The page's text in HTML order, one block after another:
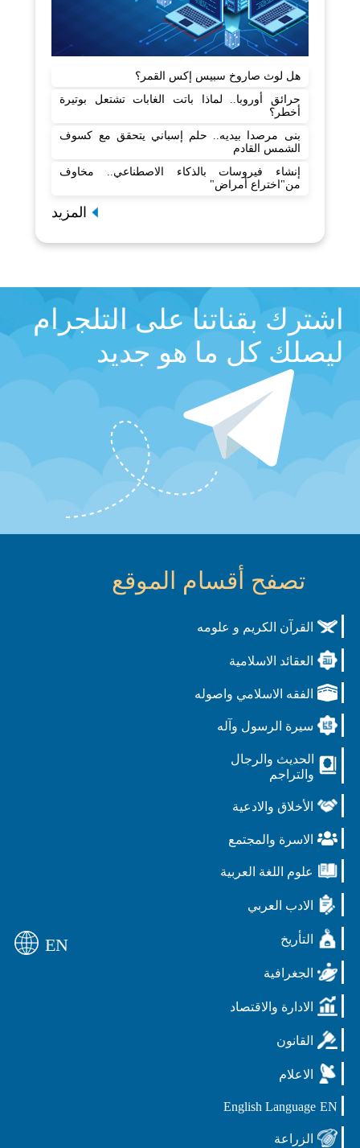
هل لوث صاروخ سبيس إكس القمر؟
حرائق أوروبا.. لماذا باتت الغابات تشتعل بوتيرة
أخطر؟
بنى مرصدا بيديه.. حلم إسباني يتحقق مع كسوف
الشمس القادم
إنشاء فيروسات بالذكاء الاصطناعي.. مخاوف
من"اختراع أمراض"
المزيد
اشترك بقناتنا على التلجرام
ليصلك كل ما هو جديد
تصفح أقسام الموقع
القرآن الكريم و علومه
العقائد الاسلامية
الفقه الاسلامي واصوله
سيرة الرسول وآله
الحديث والرجال
والتراجم
الأخلاق والادعية
الاسرة والمجتمع
علوم اللغة العربية
الادب العربي
التأريخ
الجغرافية
الادارة والاقتصاد
القانون
الاعلام
EN
English Language
الزراعة
EN